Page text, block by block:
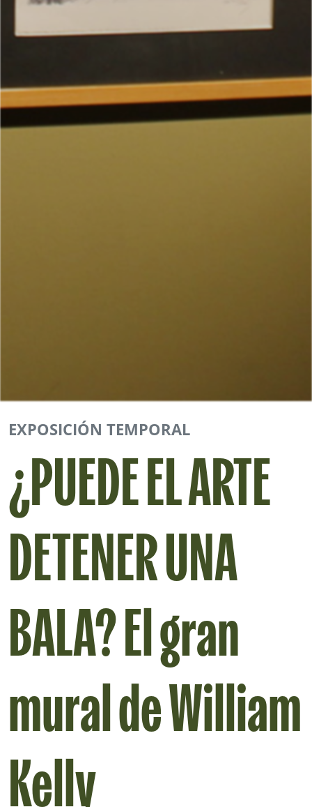
EXPOSICIÓN TEMPORAL
¿PUEDE EL ARTE
DETENER UNA
BALA? El gran
mural de William
Kelly